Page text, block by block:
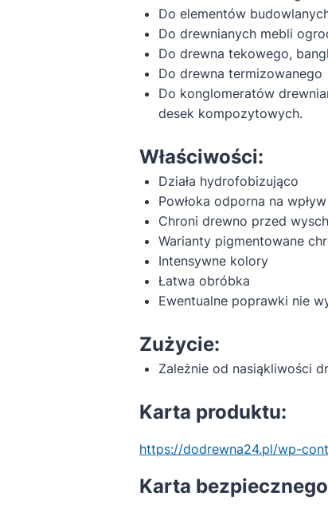
Do elementów
Do drewnianych mebli
Do drewna tekowego,
Do drewna termizowanego
Do konglomeratów
desek kompozytowych.
Właściwości:
Działa hydrofobizująco
Powłoka odporna na
Chroni drewno przed
Warianty pigmentowane
Intensywne kolory
Łatwa obróbka
Ewentualne poprawki nie
Zużycie:
Zależnie od nasiąkliwości
Karta produktu:
https://dodrewna24.pl/wp-
Karta